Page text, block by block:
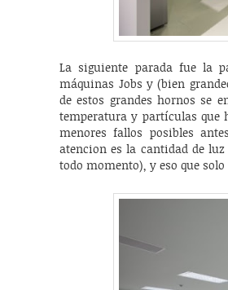
La siguiente parada fue la
máquinas Jobs y (bien
de estos grandes hornos se
temperatura y partículas que
menores fallos posibles
atencion es la cantidad de luz
todo momento), y eso que